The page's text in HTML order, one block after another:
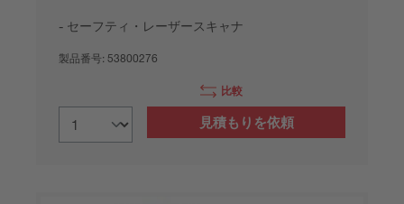
セーフティ・レーザースキャナ
製品番号: 53800276
比較
見積もりを依頼